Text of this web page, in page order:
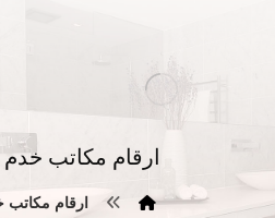
ارقام مكاتب
ارقام